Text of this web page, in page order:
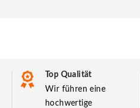
Top Qualität
Wir führen eine
hochwertige